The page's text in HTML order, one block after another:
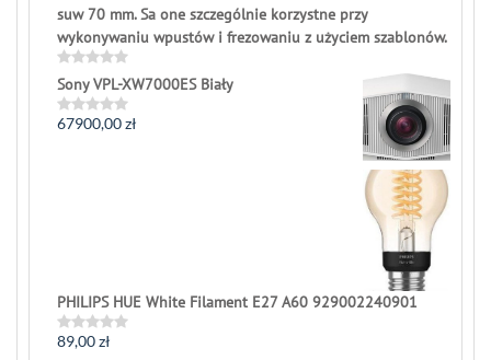
suw 70 mm. Sa one szczególnie korzystne przy
wykonywaniu wpustów i frezowaniu z użyciem szablonów.
Rated
0
out
of
Sony VPL-XW7000ES Biały
Rated
67900,00zł
PHILIPS HUE White Filament E27 A60 929002240901
Rated
89,00zł